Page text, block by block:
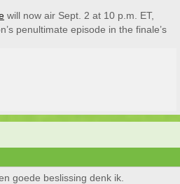
will now air Sept. 2 at 10 p.m. ET,
penultimate episode in the finale’s
goede beslissing denk ik.